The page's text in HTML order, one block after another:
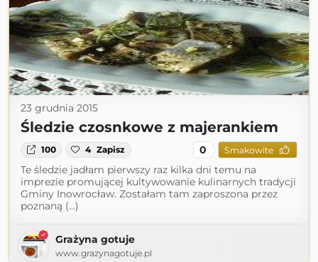
23 grudnia 2015
Śledzie czosnkowe z majerankiem
100 4 Zapisz 0 Smakowite
Te śledzie jadłam pierwszy raz kilka dni temu na
imprezie promującej kultywowanie kulinarnych tradycji
Gminy Inowrocław. Zostałam tam zaproszona przez
poznaną (...)
Grażyna gotuje
www.grazynagotuje.pl